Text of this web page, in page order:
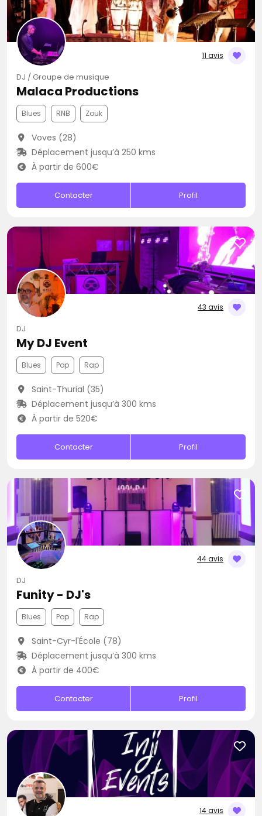
11 avis
DJ / Groupe de musique
Malaca Productions
Blues RNB Zouk
Voves (28)
Déplacement jusqu’à 250 kms
À partir de 600€
Contacter Profil
43 avis
DJ
My DJ Event
Blues Pop Rap
Saint-Thurial (35)
Déplacement jusqu’à 300 kms
À partir de 520€
Contacter Profil
44 avis
DJ
Funity - DJ's
Blues Pop Rap
Saint-Cyr-l'École (78)
Déplacement jusqu’à 300 kms
À partir de 400€
Contacter Profil
14 avis